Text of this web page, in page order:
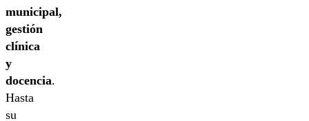
municipal,
gestión
clínica
y
docencia.
Hasta
su